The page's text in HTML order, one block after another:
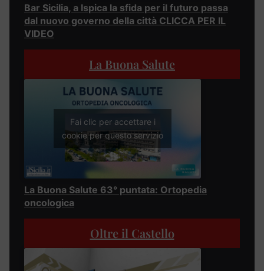
Bar Sicilia, a Ispica la sfida per il futuro passa
dal nuovo governo della città CLICCA PER IL
VIDEO
La Buona Salute
Fai clic per accettare i
cookie per questo servizio
La Buona Salute 63° puntata: Ortopedia
oncologica
Oltre il Castello